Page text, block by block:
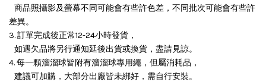
商品照攝影及螢幕不同可能會有些許色差，不同批次可能會有些許
差異。
3. 訂單完成後正常12-24小時發貨，
如遇欠品將另行通知延後出貨或換貨，盡請見諒。
4. 每一顆溜溜球皆附有溜溜球專用繩，但屬消耗品，
建議可加購，大部分出廠皆未綁好，需自行安裝。